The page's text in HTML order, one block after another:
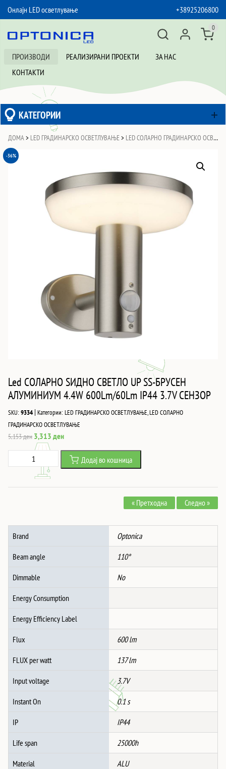
Онлајн LED осветлување
+38925206800
ПРОИЗВОДИ РЕАЛИЗИРАНИ ПРОЕКТИ
ЗА НАС
КОНТАКТИ
0
КАТЕГОРИИ
ДОМА > LED ГРАДИНАРСКО ОСВЕТЛУВАЊЕ> LED СОЛАРНО ГРАДИНАРСКО ОСВЕТЛУВАЊЕ
-36%
Led СОЛАРНО ЅИДНО СВЕТЛО UP SS-БРУСЕН
АЛУМИНИУМ 4.4W 600Lm/60Lm IP44 3.7V СЕНЗОР
SKU:9334 | Категории:LED ГРАДИНАРСКО ОСВЕТЛУВАЊЕ,LED СОЛАРНО
ГРАДИНАРСКО ОСВЕТЛУВАЊЕ
5,153ден Original
price
was:
5,153 ден.
3,313 денCurrent
price
3,313 ден.
СОЛАРНО
БРУСЕН
АЛУМИНИУМ
4.4W
IP44
СЕНЗОР
Додај во кошница
« Претходна Следно »
Brand Optonica
Beam angle 110°
Dimmable No
Energy Consumption
Energy Efficiency Label
Flux 600 lm
FLUX per watt 137 lm
Input voltage 3.7V
Instant On 0.1 s
IP IP44
Life span 25000h
Material ALU